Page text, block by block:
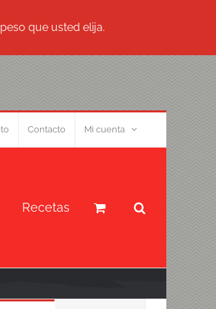
que usted elija.
Contacto Mi cuenta
Recetas